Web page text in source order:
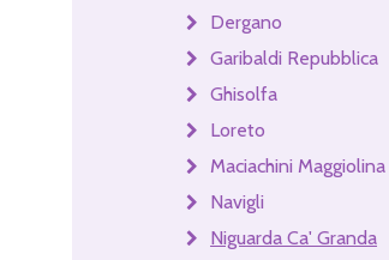
Dergano
Garibaldi Repubblica
Ghisolfa
Loreto
Maciachini Maggiolina
Navigli
Niguarda Ca' Granda